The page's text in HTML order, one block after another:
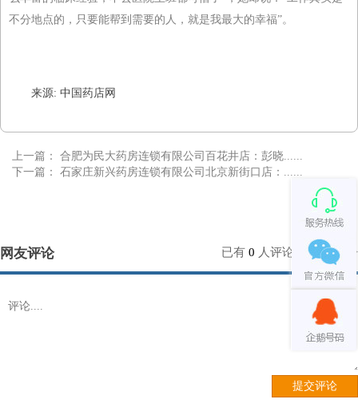
不分地点的，只要能帮到需要的人，就是我最大的幸福”。
来源: 中国药店网
上一篇：
合肥为民大药房连锁有限公司百花井店：彭晓......
下一篇：
石家庄新兴药房连锁有限公司北京新街口店：......
网友评论 已有 0 人评论 点击查看>>